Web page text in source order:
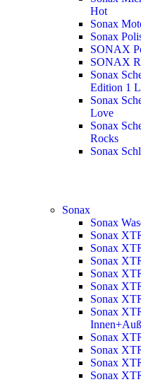
Hot
Sonax
Sonax
SONAX
SONAX
Sonax
Edition 1
Sonax
Love
Sonax
Rocks
Sonax
Sonax
Sonax
Sonax
Sonax
Sonax
Sonax
Sonax
Sonax
Sonax
Sonax
Sonax
Sonax
Sonax